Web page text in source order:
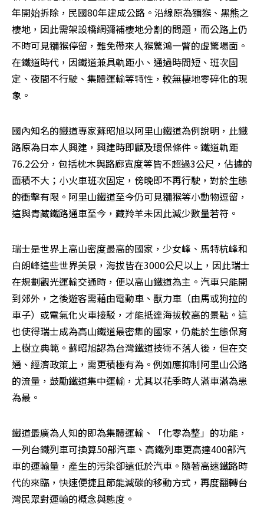
年開始拆除，民國80年建成公路。沿線原為獼猴、黑熊之
棲地，因此需架設橋網彌補棲地分割的問題，而公路上仍
不時可見獼猴停留，難免帶來人猴驚鴻一瞥的虛驚場面。
在鐵道時代，因鐵道兼具軌距小、通過時間短、班次固
定、夜間不行駛、集體運輸等特性，較無棲地零碎化的現
象。
國內知名的鐵道專家蘇昭旭以阿里山鐵道為例說明，此鐵
路原為日本人興建，興建時即顧及環保條件。鐵道軌距
76.2公分，包括枕木與路廊寬度等皆不超過3公尺，佔據的
面積不大；小火車班次固定，傍晚即不再行駛，對於生態
的衝擊有限。阿里山鐵道至今仍可見獼猴等小動物逗留，
這與青藏鐵路通車至今，藏羚羊未因此減少數量若符。
瑞士是世界上高山密度最高的國家，少女峰、馬特杭峰和
白朗峰這些世界美景，海拔皆在3000公尺以上，因此瑞士
在規劃觀光運輸交通時，便以高山鐵道為主。汽車只能開
到郊外，之後遊客需藉由電動車、獸力車（由馬或狗拉的
車子）或電氣化火車接駁，才能抵達海拔較高的景點。這
也使得瑞士成為高山鐵道最密集的國家，仍能於生態保育
上樹立典範。蘇昭旭認為台灣鐵道技術不落人後，但在交
通、經濟政策上，需更積極有為。例如應抑制阿里山公路
的流量，鼓勵鐵道集中運輸，尤其以花季時人滿車滿為患
為最。
鐵道最廣為人知的即為集體運輸、「化零為整」的功能，
一列台鐵列車可換算50部汽車、高鐵列車更高達400部汽
車的運輸量，產生的污染卻遠低於汽車。隨著高速鐵路時
代的來臨，快速便捷且節能減碳的移動方式，再度翻轉台
灣民眾對運輸的概念與態度。